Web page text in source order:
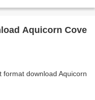
Aquicorn Cove